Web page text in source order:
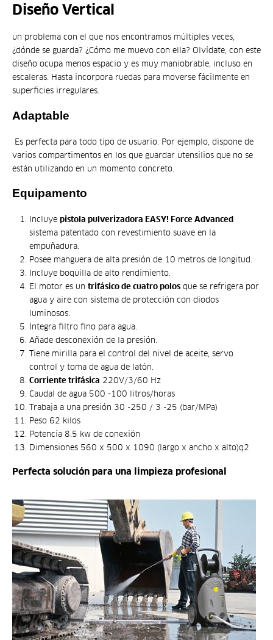
Diseño Vertical
un problema con el que nos encontramos múltiples veces,
¿dónde se guarda? ¿Cómo me muevo con ella? Olvídate, con este
diseño ocupa menos espacio y es muy maniobrable, incluso en
escaleras. Hasta incorpora ruedas para moverse fácilmente en
superficies irregulares.
Adaptable
Es perfecta para todo tipo de usuario. Por ejemplo, dispone de
varios compartimentos en los que guardar utensilios que no se
están utilizando en un momento concreto.
Equipamento
Incluyepistola pulverizadora EASY! Force Advanced
sistema patentado con revestimiento suave en la
empuñadura.
Posee manguera de alta presión de 10 metros de longitud.
Incluye boquilla de alto rendimiento.
El motor es untrifásico de cuatro polos que se refrigera por
agua y aire con sistema de protección con diodos
luminosos.
Integra filtro fino para agua.
Añade desconexión de la presión.
Tiene mirilla para el control del nivel de aceite, servo
control y toma de agua de latón.
Corriente trifásica 220V/3/60 Hz
Caudal de agua 500 -100 litros/horas
Trabaja a una presión 30 -250 / 3 -25 (bar/MPa)
Peso 62 kilos
Potencia 8.5 kw de conexión
Dimensiones 560 x 500 x 1090 (largo x ancho x alto)q2
Perfecta solución para una limpieza profesional